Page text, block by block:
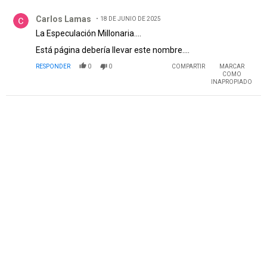
Carlos Lamas 18 DE JUNIO DE 2025
La Especulación Millonaria....
Está página debería llevar este nombre....
RESPONDER 0 0 COMPARTIR
MARCAR
COMO
INAPROPIADO